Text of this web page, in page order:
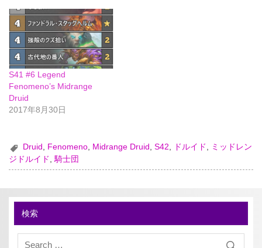
S41 #6 Legend
Fenomeno’s Midrange
Druid
2017年8月30日
Druid , Fenomeno, Midrange Druid ,S42, ドルイド , ミッドレン
ジドルイド
,騎士団
検索